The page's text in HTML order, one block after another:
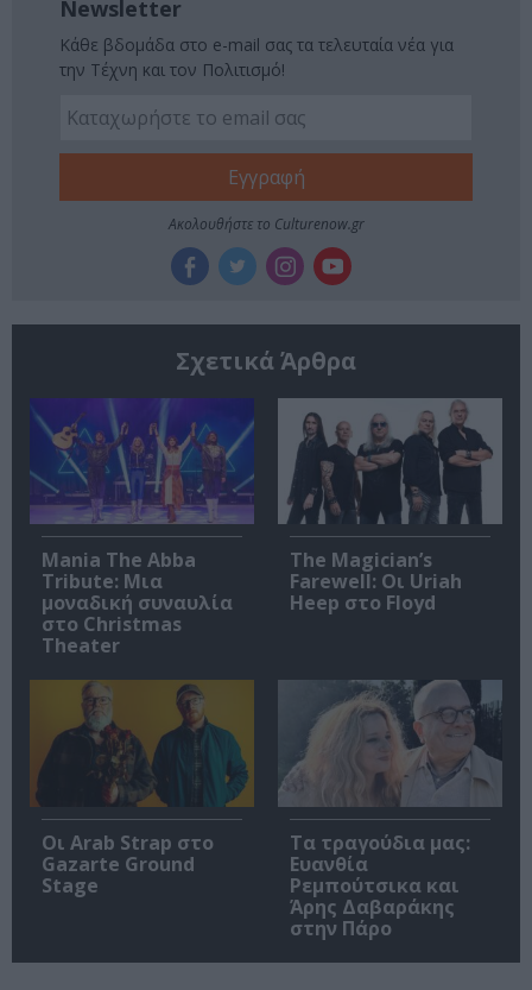
Newsletter
Κάθε βδομάδα στο e-mail σας τα τελευταία νέα για
την Τέχνη και τον Πολιτισμό!
Ακολουθήστε το Culturenow.gr
Σχετικά Άρθρα
Mania The Abba
Tribute: Μια
μοναδική συναυλία
στο Christmas
Theater
The Magician’s
Farewell: Οι Uriah
Heep στο Floyd
Οι Arab Strap στο
Gazarte Ground
Stage
Τα τραγούδια μας:
Ευανθία
Ρεμπούτσικα και
Άρης Δαβαράκης
στην Πάρο